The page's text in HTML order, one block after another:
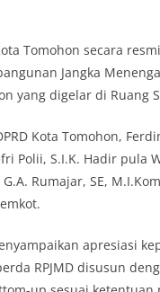
Tomohon secara
Jangka
yang digelar di Ruang
Kota Tomohon,
Polii, S.I.K. Hadir pula
Rumajar, SE,
apresiasi
RPJMD disusun